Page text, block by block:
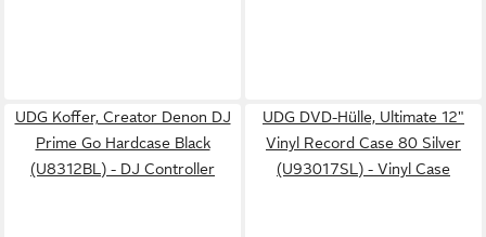
UDG Koffer, Creator Denon DJ
Prime Go Hardcase Black
(U8312BL) - DJ Controller
UDG DVD-Hülle, Ultimate 12"
Vinyl Record Case 80 Silver
(U93017SL) - Vinyl Case